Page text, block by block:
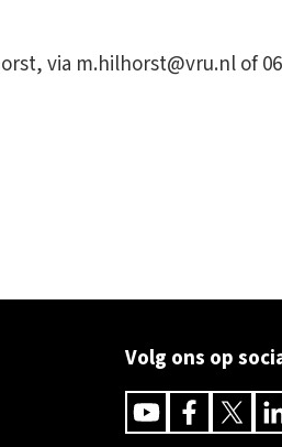
via m.hilhorst@vru.nl of 06
Volg ons op
YoutubeFacebookTwitter